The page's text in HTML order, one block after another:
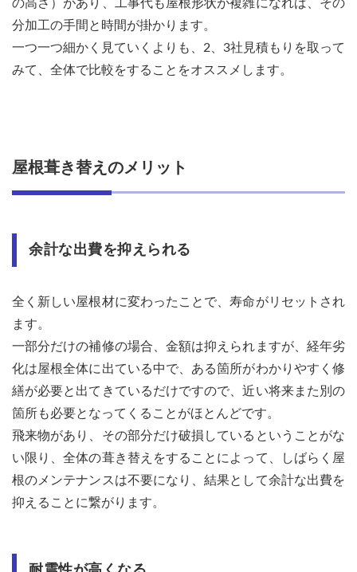
の高さ）があり、工事代も屋根形状が複雑になれば、その
分加工の手間と時間が掛かります。
一つ一つ細かく見ていくよりも、2、3社見積もりを取って
みて、全体で比較をすることをオススメします。
屋根葺き替えのメリット
余計な出費を抑えられる
全く新しい屋根材に変わったことで、寿命がリセットされ
ます。
一部分だけの補修の場合、金額は抑えられますが、経年劣
化は屋根全体に出ている中で、ある箇所がわかりやすく修
繕が必要と出てきているだけですので、近い将来また別の
箇所も必要となってくることがほとんどです。
飛来物があり、その部分だけ破損しているということがな
い限り、全体の葺き替えをすることによって、しばらく屋
根のメンテナンスは不要になり、結果として余計な出費を
抑えることに繋がります。